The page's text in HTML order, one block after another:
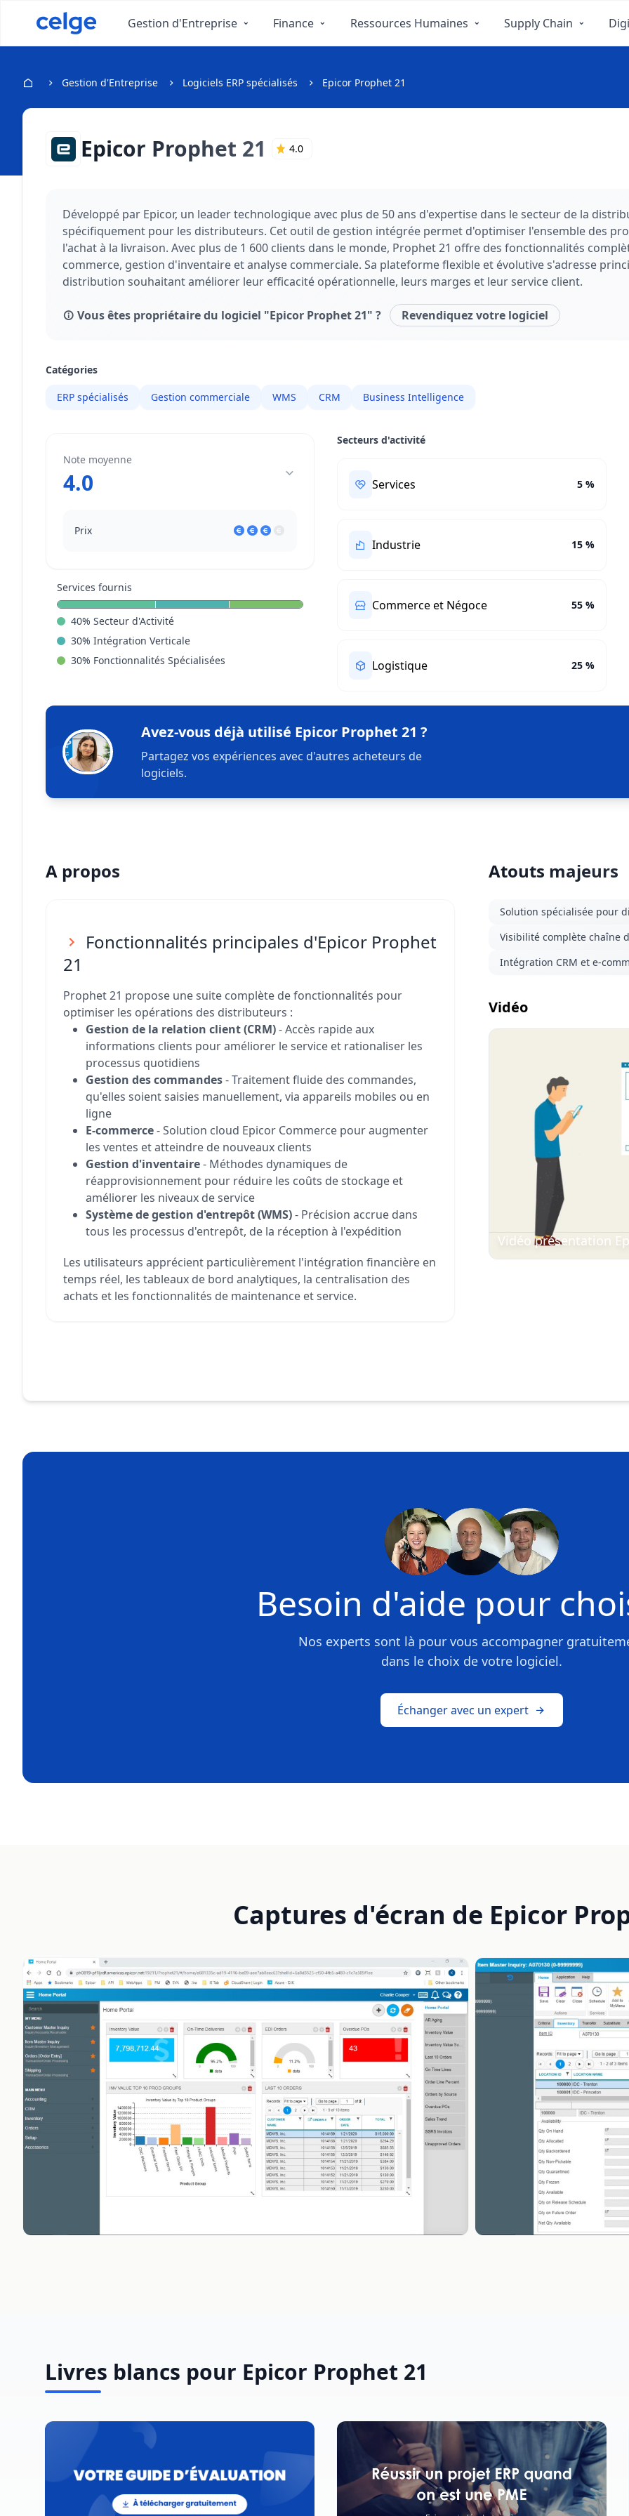
Gestion d'Entreprise Finance Ressources Humaines Supply Chain
Gestion d'Entreprise Logiciels ERP spécialisés Epicor Prophet 21
Epicor Prophet 21 4.0
Développé par Epicor, un leader technologique avec plus de 50 ans d'expertise dans le secteur de la
spécifiquement pour les distributeurs. Cet outil de gestion intégrée permet d'optimiser l'ensemble des
l'achat à la livraison. Avec plus de 1 600 clients dans le monde, Prophet 21 offre des fonctionnalités
commerce, gestion d'inventaire et analyse commerciale. Sa plateforme flexible et évolutive s'adresse
distribution souhaitant améliorer leur efficacité opérationnelle, leurs marges et leur service client.
Vous êtes propriétaire du logiciel "Epicor Prophet 21" ? Revendiquez votre logiciel
Catégories
ERP spécialisés Gestion commerciale WMS CRM Business Intelligence
Note moyenne
4.0
Prix
Services fournis
40% Secteur d'Activité
30% Intégration Verticale
30% Fonctionnalités Spécialisées
Secteurs d'activité
Services 5 %
Industrie 15 %
Commerce et Négoce 55 %
Logistique 25 %
Avez-vous déjà utilisé Epicor Prophet 21 ?
Partagez vos expériences avec d'autres acheteurs de
logiciels.
A propos
Fonctionnalités principales d'Epicor Prophet
21
Prophet 21 propose une suite complète de fonctionnalités pour
optimiser les opérations des distributeurs :
Gestion de la relation client (CRM)- Accès rapide aux
informations clients pour améliorer le service et rationaliser les
processus quotidiens
Gestion des commandes- Traitement fluide des commandes,
qu'elles soient saisies manuellement, via appareils mobiles ou en
ligne
E-commerce- Solution cloud Epicor Commerce pour augmenter
les ventes et atteindre de nouveaux clients
Gestion d'inventaire- Méthodes dynamiques de
réapprovisionnement pour réduire les coûts de stockage et
améliorer les niveaux de service
Système de gestion d'entrepôt (WMS)- Précision accrue dans
tous les processus d'entrepôt, de la réception à l'expédition
Les utilisateurs apprécient particulièrement l'intégration financière en
temps réel, les tableaux de bord analytiques, la centralisation des
achats et les fonctionnalités de maintenance et service.
Atouts majeurs
Solution spécialisée pour
Visibilité complète chaîne
Intégration CRM et e-
Vidéo
Vidéo présentation
Besoin d'aide pour
Nos experts sont là pour vous accompagner
dans le choix de votre logiciel.
Échanger avec un expert
Captures d'écran de Epicor
Livres blancs pour Epicor Prophet 21